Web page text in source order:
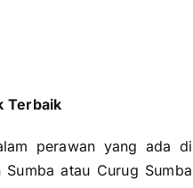
Terbaik
perawan yang ada di
atau Curug Sumba